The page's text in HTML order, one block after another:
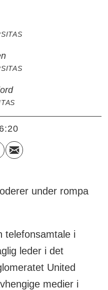
under rompa
telefonsamtale i
leder i det
United
medier i